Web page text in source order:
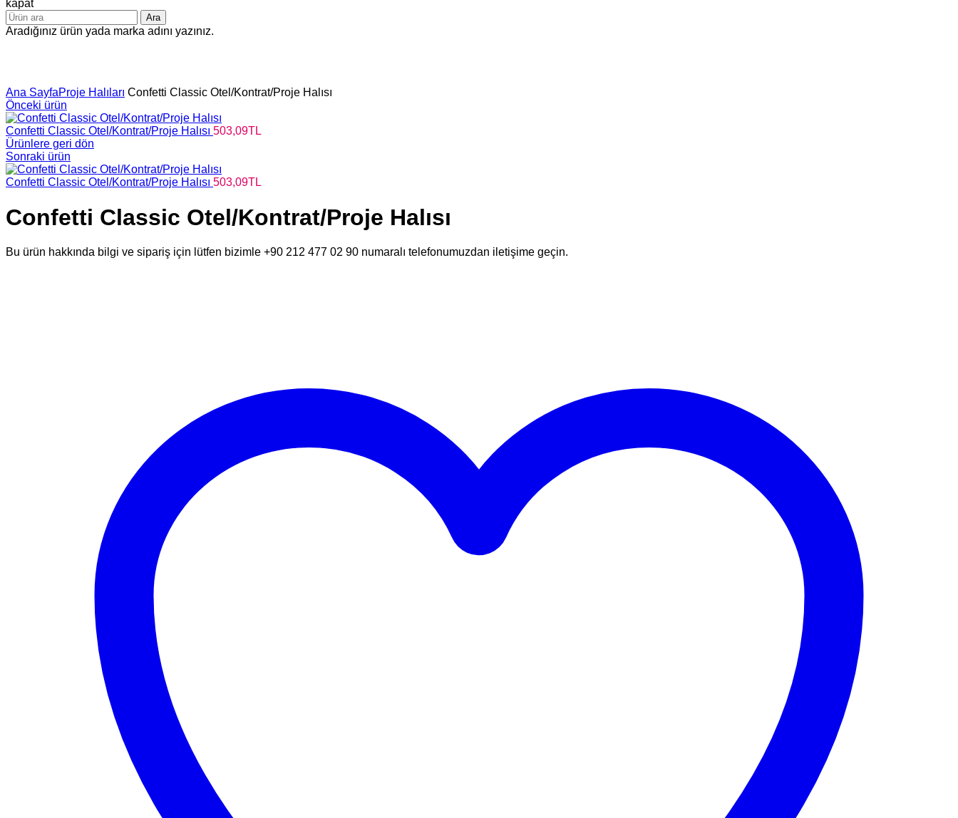
kapat
Ara
Aradığınız ürün yada marka adını yazınız.
Ana SayfaProje Halıları Confetti Classic Otel/Kontrat/Proje Halısı
Önceki ürün
Confetti Classic Otel/Kontrat/Proje Halısı 503,09TL
Ürünlere geri dön
Sonraki ürün
Confetti Classic Otel/Kontrat/Proje Halısı 503,09TL
Confetti Classic Otel/Kontrat/Proje Halısı
Bu ürün hakkında bilgi ve sipariş için lütfen bizimle +90 212 477 02 90 numaralı telefonumuzdan iletişime geçin.